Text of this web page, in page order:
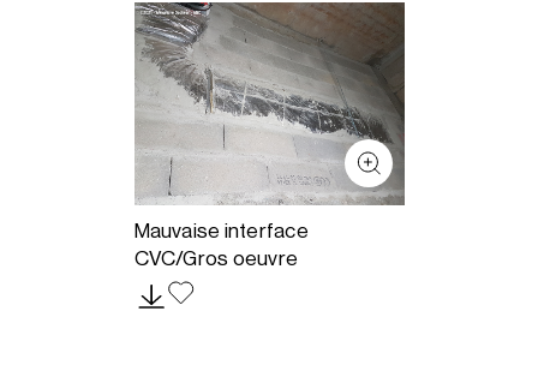
Mauvaise interface
CVC/Gros oeuvre